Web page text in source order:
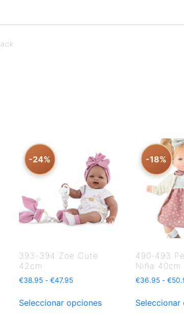
-24%
393-394 Zoe Cute
42cm
€38.95 - €47.95
Seleccionar opciones
-18%
490-493
Niña 40cm
€36.95 - €
Seleccionar